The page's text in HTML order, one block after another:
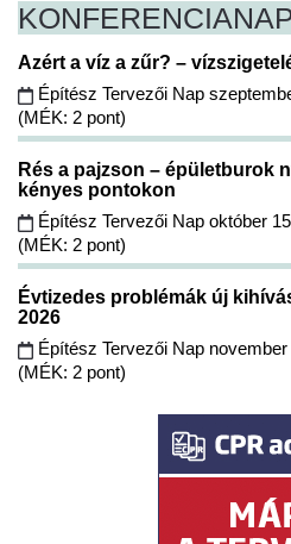
KONFERENCIA
Azért a víz a zűr? –
Építész Tervezői Nap
(MÉK: 2 pont)
Rés a pajzson – épületburok
kényes pontokon
Építész Tervezői Nap október
(MÉK: 2 pont)
Évtizedes problémák új
2026
Építész Tervezői Nap november
(MÉK: 2 pont)